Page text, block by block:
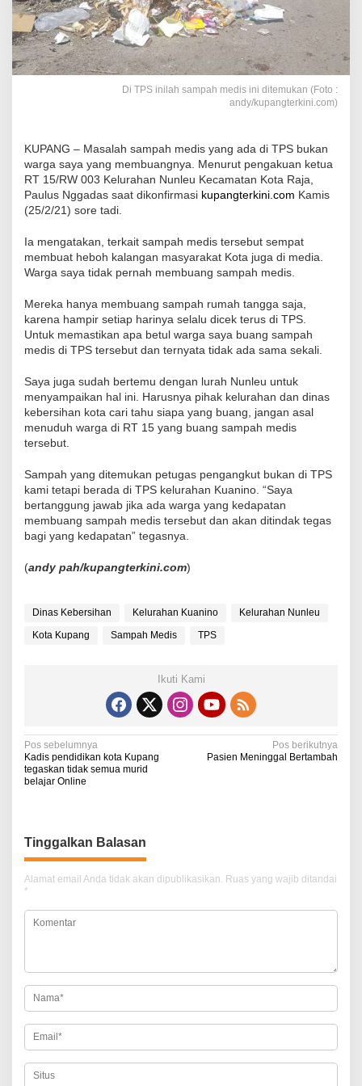
Di TPS inilah sampah medis ini ditemukan (Foto :
andy/kupangterkini.com)
KUPANG – Masalah sampah medis yang ada di TPS bukan
warga saya yang membuangnya. Menurut pengakuan ketua
RT 15/RW 003 Kelurahan Nunleu Kecamatan Kota Raja,
Paulus Nggadas saat dikonfirmasi kupangterkini.com Kamis
(25/2/21) sore tadi.
Ia mengatakan, terkait sampah medis tersebut sempat
membuat heboh kalangan masyarakat Kota juga di media.
Warga saya tidak pernah membuang sampah medis.
Mereka hanya membuang sampah rumah tangga saja,
karena hampir setiap harinya selalu dicek terus di TPS.
Untuk memastikan apa betul warga saya buang sampah
medis di TPS tersebut dan ternyata tidak ada sama sekali.
Saya juga sudah bertemu dengan lurah Nunleu untuk
menyampaikan hal ini. Harusnya pihak kelurahan dan dinas
kebersihan kota cari tahu siapa yang buang, jangan asal
menuduh warga di RT 15 yang buang sampah medis
tersebut.
Sampah yang ditemukan petugas pengangkut bukan di TPS
kami tetapi berada di TPS kelurahan Kuanino. “Saya
bertanggung jawab jika ada warga yang kedapatan
membuang sampah medis tersebut dan akan ditindak tegas
bagi yang kedapatan” tegasnya.
(andy pah/kupangterkini.com)
Dinas Kebersihan Kelurahan Kuanino
Kelurahan Nunleu
Kota Kupang
Sampah Medis TPS
Ikuti Kami
N
a
g
a
s
i
p
s
Pos sebelumnya
Kadis pendidikan kota Kupang
tegaskan tidak semua murid
belajar Online
Pos berikutnya
Pasien Meninggal Bertambah
Tinggalkan Balasan
Alamat email Anda tidak akan dipublikasikan. Ruas yang wajib ditandai
*